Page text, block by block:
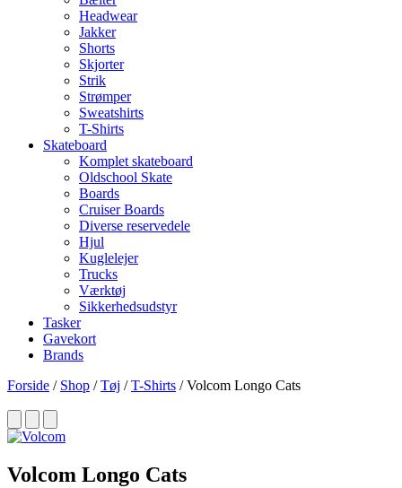
Headwear
Jakker
Shorts
Skjorter
Strik
Strømper
Sweatshirts
T-Shirts
Skateboard
Komplet skateboard
Oldschool Skate
Boards
Cruiser Boards
Diverse reservedele
Hjul
Kuglelejer
Trucks
Værktøj
Sikkerhedsudstyr
Tasker
Gavekort
Brands
Forside / Shop /Tøj /T-Shirts / Volcom Longo Cats
Volcom Longo Cats